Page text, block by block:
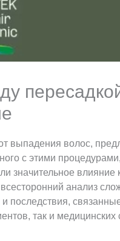
выпадения волос,
с этими
значительное влияние
анализ
так и медицинских